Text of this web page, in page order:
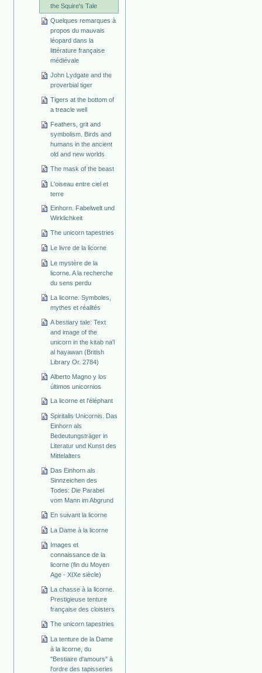
the Squire's Tale
Quelques remarques à
propos du mauvais
léopard dans la
littérature française
médiévale
John Lydgate and the
proverbial tiger
Tigers at the bottom of
a treacle well
Feathers, grit and
symbolism. Birds and
humans in the ancient
old and new worlds
The mask of the beast
L'oiseau entre ciel et
terre
Einhorn. Fabelwelt und
Wirklichkeit
The unicorn tapestries
Le livre de la licorne
Le mystère de la
licorne. A la recherche
du sens perdu
La licorne. Symboles,
mythes et réalités
A bestiary tale: Text
and image of the
unicorn in the kitab na'l
al hayawan (British
Library Or. 2784)
Alberto Magno y los
últimos unicornios
La licorne et l'éléphant
Spiritalis Unicornis. Das
Einhorn als
Bedeutungsträger in
Literatur und Kunst des
Mittelalters
Das Einhorn als
Sinnzeichen des
Todes: Die Parabel
vom Mann im Abgrund
En suivant la licorne
La Dame à la licorne
Images et
connaissance de la
licorne (fin du Moyen
Age - XIXe siècle)
La chasse à la licorne.
Prestigieuse tenture
française des cloisters
The unicorn tapestries
La tenture de la Dame
à la licorne, du
"Bestiaire d'amours" à
l'ordre des tapisseries